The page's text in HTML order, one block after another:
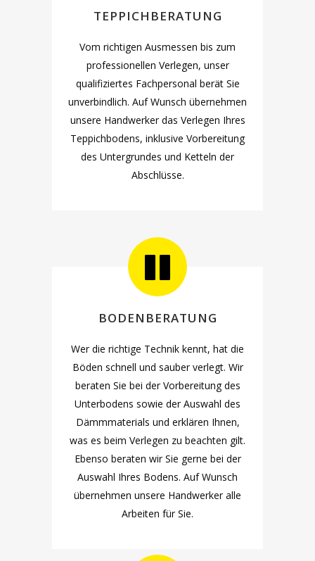
TEPPICHBERATUNG
Vom richtigen Ausmessen bis zum
professionellen Verlegen, unser
qualifiziertes Fachpersonal berät Sie
unverbindlich. Auf Wunsch übernehmen
unsere Handwerker das Verlegen Ihres
Teppichbodens, inklusive Vorbereitung
des Untergrundes und Ketteln der
Abschlüsse.
BODENBERATUNG
Wer die richtige Technik kennt, hat die
Böden schnell und sauber verlegt. Wir
beraten Sie bei der Vorbereitung des
Unterbodens sowie der Auswahl des
Dämmmaterials und erklären Ihnen,
was es beim Verlegen zu beachten gilt.
Ebenso beraten wir Sie gerne bei der
Auswahl Ihres Bodens. Auf Wunsch
übernehmen unsere Handwerker alle
Arbeiten für Sie.